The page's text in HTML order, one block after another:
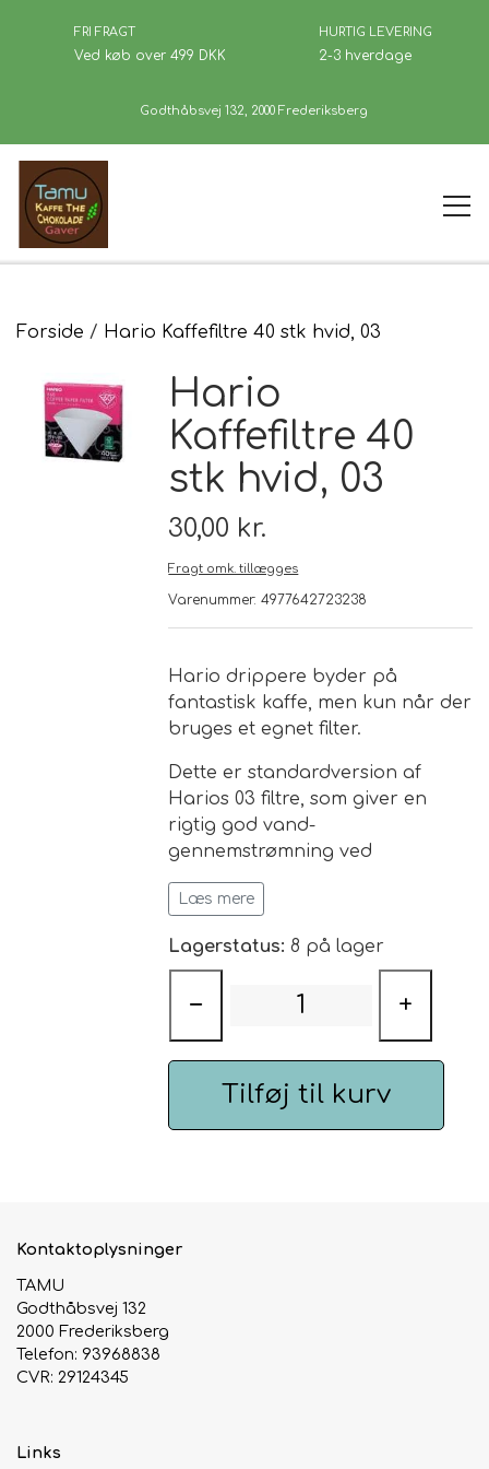
FRI FRAGT
Ved køb over 499 DKK
HURTIG LEVERING
2-3 hverdage
Godthåbsvej 132, 2000 Frederiksberg
Forside
Kaffe
Se Butikken
Brand
Te
Sort Te
Grøn Te
Grøn Hvid Te
Hvid Te
Husets Teblandinger
Chaplon Te
Kusmi Te
Matcha te og tilbehør
Nyheder
Åbningstider
Forside Hario Kaffefiltre 40 stk hvid, 03
Hario
Kaffefiltre 40
stk hvid, 03
30,00 kr.
Fragt omk. tillægges
Varenummer: 4977642723238
Hario drippere byder på
fantastisk kaffe, men kun når der
bruges et egnet filter.
Dette er standardversion af
Harios 03 filtre, som giver en
rigtig god vand-
gennemstrømning ved
brygningen.
Leveres i praktisk 40 stk æske.
Størrelse: 03
Læs mere
Lagerstatus: 8 på lager
− +
Tilføj til kurv
Kontaktoplysninger
TAMU
Godthåbsvej 132
2000 Frederiksberg
Telefon: 93968838
CVR: 29124345
Links